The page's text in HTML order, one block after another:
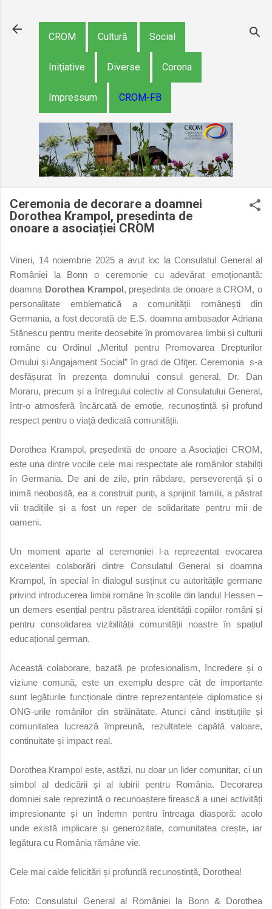
CROM Cultură Social
Iniţiative Diverse Corona
Impressum CROM-FB
Ceremonia de decorare a doamnei
Dorothea Krampol, președinta de
onoare a asociației CROM
Vineri, 14 noiembrie 2025 a avut loc la Consulatul General al
României la Bonn o ceremonie cu adevărat emoționantă:
doamna Dorothea Krampol, președinta de onoare a CROM, o
personalitate emblematică a comunității românești din
Germania, a fost decorată de E.S. doamna ambasador Adriana
Stănescu pentru merite deosebite în promovarea limbii și culturii
române cu Ordinul „Meritul pentru Promovarea Drepturilor
Omului și Angajament Social” în grad de Ofiţer. Ceremonia s-a
desfășurat în prezența domnului consul general, Dr. Dan
Moraru, precum și a întregului colectiv al Consulatului General,
într-o atmosferă încărcată de emoție, recunoștință și profund
respect pentru o viață dedicată comunității.
Dorothea Krampol, președintă de onoare a Asociației CROM,
este una dintre vocile cele mai respectate ale românilor stabiliți
în Germania. De ani de zile, prin răbdare, perseverență și o
inimă neobosită, ea a construit punți, a sprijinit familii, a păstrat
vii tradițiile și a fost un reper de solidaritate pentru mii de
oameni.
Un moment aparte al ceremoniei l-a reprezentat evocarea
excelentei colaborări dintre Consulatul General și doamna
Krampol, în special în dialogul susținut cu autoritățile germane
privind introducerea limbii române în școlile din landul Hessen –
un demers esențial pentru păstrarea identității copiilor români și
pentru consolidarea vizibilității comunității noastre în spațiul
educațional german.
Această colaborare, bazată pe profesionalism, încredere și o
viziune comună, este un exemplu despre cât de importante
sunt legăturile funcționale dintre reprezentanțele diplomatice și
ONG-urile românilor din străinătate. Atunci când instituțiile și
comunitatea lucrează împreună, rezultatele capătă valoare,
continuitate și impact real.
Dorothea Krampol este, astăzi, nu doar un lider comunitar, ci un
simbol al dedicării și al iubirii pentru România. Decorarea
domniei sale reprezintă o recunoaștere firească a unei activități
impresionante și un îndemn pentru întreaga diasporă: acolo
unde există implicare și generozitate, comunitatea crește, iar
legătura cu România rămâne vie.
Cele mai calde felicitări și profundă recunoștință, Dorothea!
Foto: Consulatul General al României la Bonn & Dorothea